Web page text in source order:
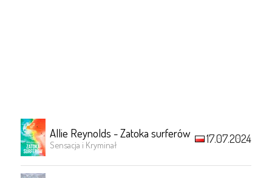
Allie Reynolds - Zatoka surferów
Sensacja i Kryminał 17.07.2024